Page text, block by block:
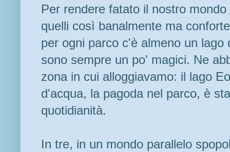
Per rendere fatato il nostro
quelli così banalmente ma
per ogni parco c'è almeno un
sono sempre un po' magici. Ne
zona in cui alloggiavamo: il lago
d'acqua, la pagoda nel parco, è
quotidianità.
In tre, in un mondo parallelo